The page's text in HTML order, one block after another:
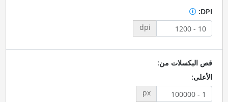
DPI:
dpi
قص البكسلات من:
الأعلى:
px